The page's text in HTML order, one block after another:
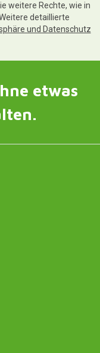
weitere Rechte, wie in
detaillierte
und Datenschutz
etwas